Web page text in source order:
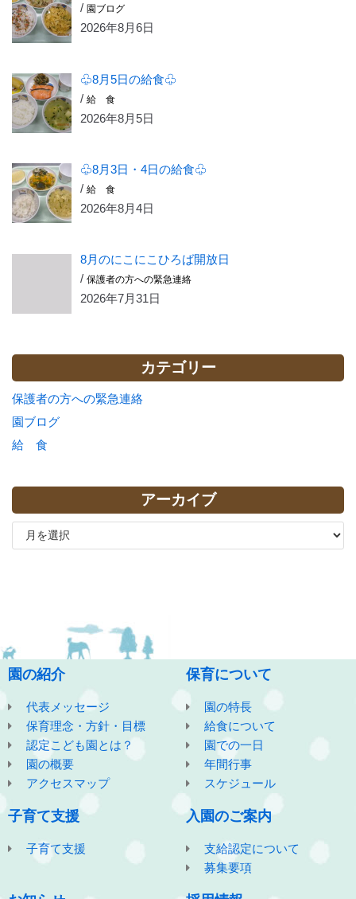
/園ブログ
2026年8月6日
♧8月5日の給食♧
/給 食
2026年8月5日
♧8月3日・4日の給食♧
/給 食
2026年8月4日
8月のにこにこひろば開放日
/保護者の方への緊急連絡
2026年7月31日
カテゴリー
保護者の方への緊急連絡
園ブログ
給 食
アーカイブ
園の紹介
代表メッセージ
保育理念・方針・目標
認定こども園とは？
園の概要
アクセスマップ
保育について
園の特長
給食について
園での一日
年間行事
スケジュール
子育て支援
子育て支援
入園のご案内
支給認定について
募集要項